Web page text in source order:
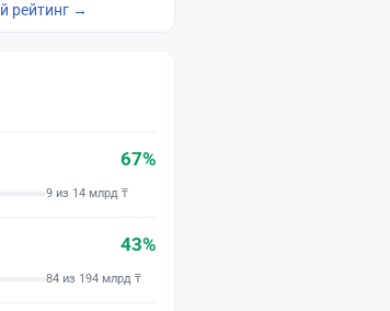
рейтинг →
67%
9 из 14 млрд ₸
43%
84 из 194 млрд ₸